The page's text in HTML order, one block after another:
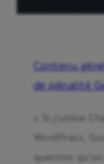
Contenu
de pénalité
« Si j’utilise
WordPress,
question